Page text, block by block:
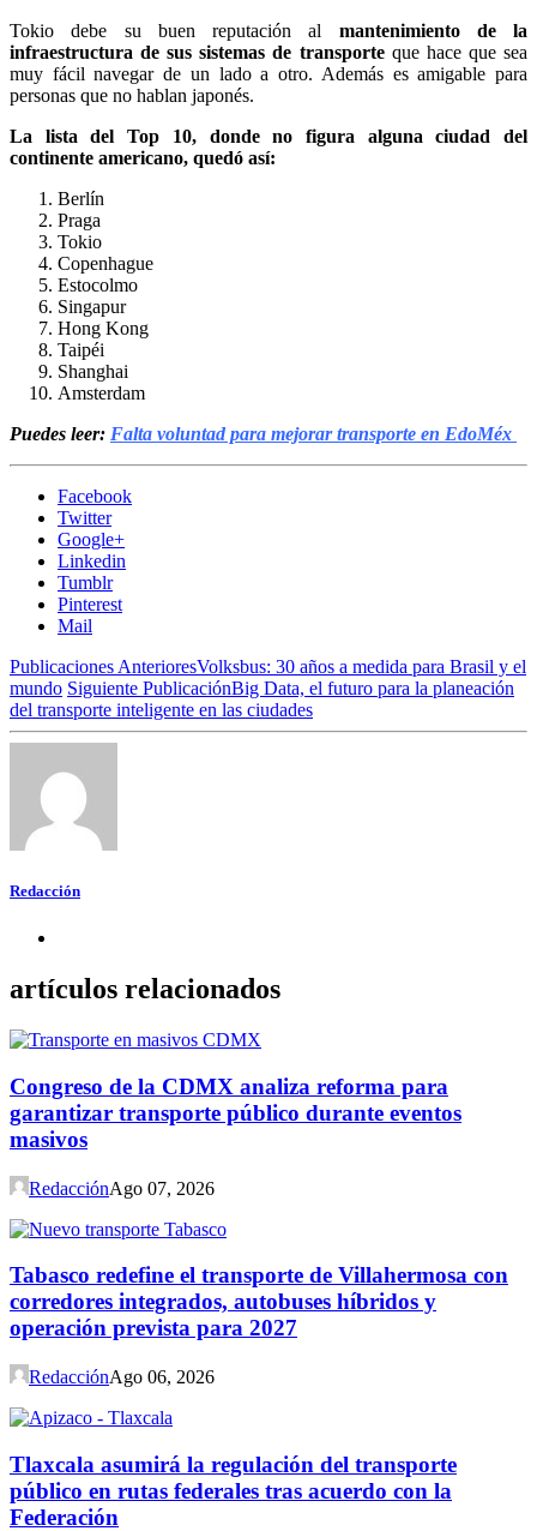
Tokio debe su buen reputación al mantenimiento de la
infraestructura de sus sistemas de transporteque hace que sea
muy fácil navegar de un lado a otro. Además es amigable para
personas que no hablan japonés.
La lista del Top 10, donde no figura alguna ciudad del
continente americano, quedó así:
Berlín
Praga
Tokio
Copenhague
Estocolmo
Singapur
Hong Kong
Taipéi
Shanghai
Amsterdam
Puedes leer: Falta voluntad para mejorar transporte en EdoMéx
Facebook
Twitter
Google+
Linkedin
Tumblr
Pinterest
Mail
Publicaciones AnterioresVolksbus: 30 años a medida para Brasil y el
mundo Siguiente PublicaciónBig Data, el futuro para la planeación
del transporte inteligente en las ciudades
Redacción
artículos relacionados
Congreso de la CDMX analiza reforma para
garantizar transporte público durante eventos
masivos
RedacciónAgo 07, 2026
Tabasco redefine el transporte de Villahermosa con
corredores integrados, autobuses híbridos y
operación prevista para 2027
RedacciónAgo 06, 2026
Tlaxcala asumirá la regulación del transporte
público en rutas federales tras acuerdo con la
Federación